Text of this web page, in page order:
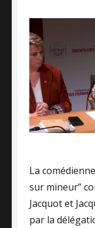
La
sur mineur”
Jacquot et
par la